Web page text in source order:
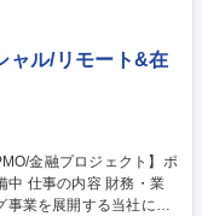
子&ドレッシング工房
ャル/リモート&在
業
事業を展開する当社に